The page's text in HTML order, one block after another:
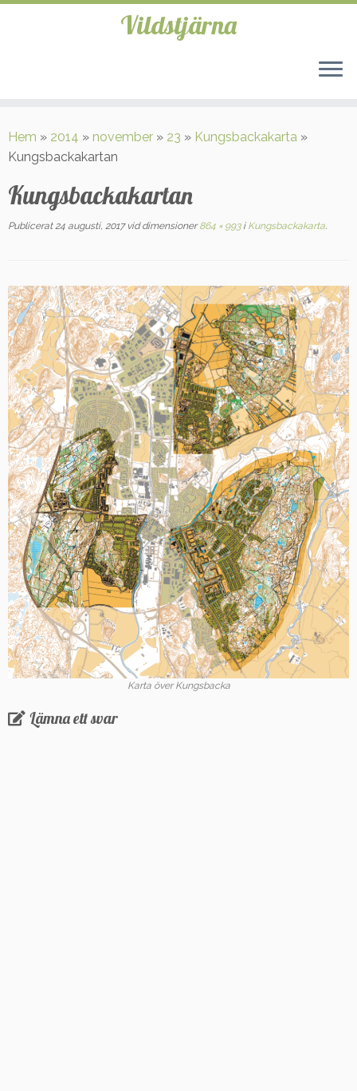
till
innehåll
Vildstjärna
Hem » 2014 » november » 23 » Kungsbackakarta »
Kungsbackakartan
Kungsbackakartan
Publicerat 24 augusti, 2017vid dimensioner864 × 993iKungsbackakarta.
Karta över Kungsbacka
Lämna ett svar